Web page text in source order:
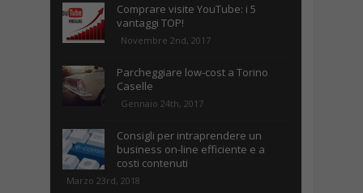
Comprare visite YouTube: i 5
vantaggi TOP!
Novembre 2nd, 2017
Parcheggiare low-cost a Torino
Caselle
Gennaio 24th, 2017
Consigli per intraprendere un
business on-line efficiente e a
costi contenuti
Marzo 23rd, 2018